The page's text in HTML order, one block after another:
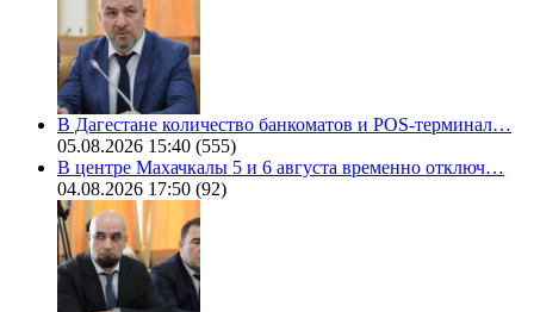
В Дагестане количество банкоматов и POS-терминал…
05.08.2026 15:40 (555)
В центре Махачкалы 5 и 6 августа временно отключ…
04.08.2026 17:50 (92)